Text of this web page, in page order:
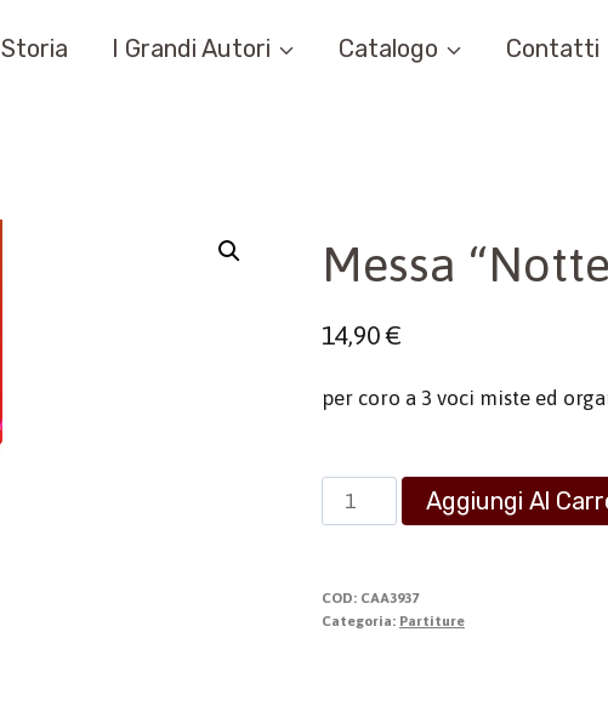
Storia I Grandi Autori Catalogo Contatti
Messa
14,90€
per coro a 3 voci miste ed
Messa
"Notte
Natale"
quantità
Aggiungi Al
COD: CAA3937
Categoria: Partiture